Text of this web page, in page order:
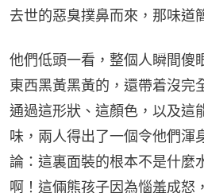
去世的惡臭撲鼻而來，那味道
他們低頭一看，整個人瞬間
東西黑黃黑黃的，還帶着沒完
通過這形狀、這顏色，以及這
味，兩人得出了一個令他們渾
論：這裏面裝的根本不是什麼
啊！這倆熊孩子因為惱羞成怒